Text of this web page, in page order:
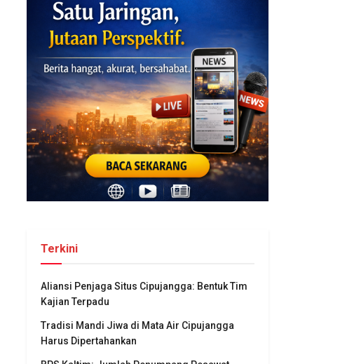
Terkini
Aliansi Penjaga Situs Cipujangga: Bentuk Tim
Kajian Terpadu
Tradisi Mandi Jiwa di Mata Air Cipujangga
Harus Dipertahankan